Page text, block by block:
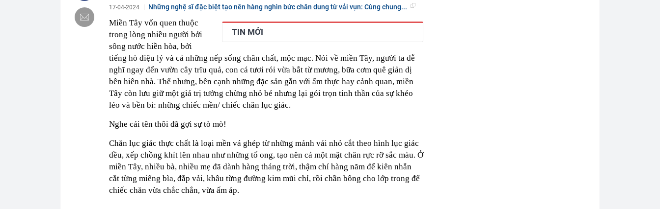
doanh nghiệp ‘đi vòng’
21:23
Bắt tạm giam nhân viên quán bar Nguyễn Thanh Thiện SN 2004 và 2
nữ đồng nghiệp
21:17
Quang Hải thiết lập siêu kỷ lục, xứng danh huyền thoại bóng đá Việt
Nam
Lời khuyên cho 3 con giáp dễ vượng lộc bất động sản trong tháng cô
hồn
21:11
Cặp đôi đình đám showbiz ly thân gấp sau 15 ngày cưới
17-04-2024 Những nghệ sĩ đặc biệt tạo nên hàng nghìn bức chân dung từ vải vụn: Cùng chung...
TIN MỚI
Miền Tây vốn quen thuộc
trong lòng nhiều người bởi
sông nước hiền hòa, bởi
tiếng hò điệu lý và cả những nếp sống chân chất, mộc mạc. Nói về miền Tây, người ta dễ
nghĩ ngay đến vườn cây trĩu quả, con cá tươi rói vừa bắt từ mương, bữa cơm quê giản dị
bên hiên nhà. Thế nhưng, bên cạnh những đặc sản gắn với ẩm thực hay cảnh quan, miền
Tây còn lưu giữ một giá trị tưởng chừng nhỏ bé nhưng lại gói trọn tinh thần của sự khéo
léo và bền bỉ: những chiếc mền/ chiếc chăn lục giác.
Nghe cái tên thôi đã gợi sự tò mò!
Chăn lục giác thực chất là loại mền vá ghép từ những mảnh vải nhỏ cắt theo hình lục giác
đều, xếp chồng khít lên nhau như những tổ ong, tạo nên cả một mặt chăn rực rỡ sắc màu. Ở
miền Tây, nhiều bà, nhiều mẹ đã dành hàng tháng trời, thậm chí hàng năm để kiên nhẫn
cắt từng miếng bìa, đắp vải, khâu từng đường kim mũi chỉ, rồi chần bông cho lớp trong để
chiếc chăn vừa chắc chắn, vừa ấm áp.